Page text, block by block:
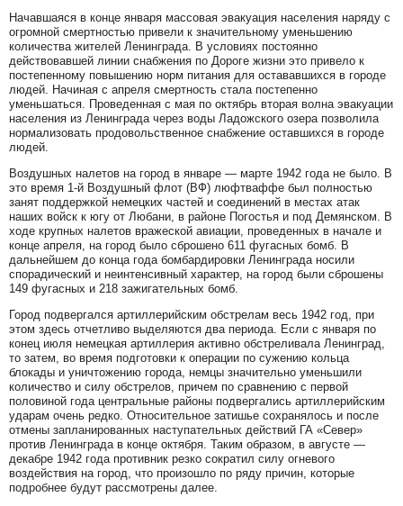
Начавшаяся в конце января массовая эвакуация населения наряду с
огромной смертностью привели к значительному уменьшению
количества жителей Ленинграда. В условиях постоянно
действовавшей линии снабжения по Дороге жизни это привело к
постепенному повышению норм питания для остававшихся в городе
людей. Начиная с апреля смертность стала постепенно
уменьшаться. Проведенная с мая по октябрь вторая волна эвакуации
населения из Ленинграда через воды Ладожского озера позволила
нормализовать продовольственное снабжение оставшихся в городе
людей.
Воздушных налетов на город в январе — марте 1942 года не было. В
это время 1-й Воздушный флот (ВФ) люфтваффе был полностью
занят поддержкой немецких частей и соединений в местах атак
наших войск к югу от Любани, в районе Погостья и под Демянском. В
ходе крупных налетов вражеской авиации, проведенных в начале и
конце апреля, на город было сброшено 611 фугасных бомб. В
дальнейшем до конца года бомбардировки Ленинграда носили
спорадический и неинтенсивный характер, на город были сброшены
149 фугасных и 218 зажигательных бомб.
Город подвергался артиллерийским обстрелам весь 1942 год, при
этом здесь отчетливо выделяются два периода. Если с января по
конец июля немецкая артиллерия активно обстреливала Ленинград,
то затем, во время подготовки к операции по сужению кольца
блокады и уничтожению города, немцы значительно уменьшили
количество и силу обстрелов, причем по сравнению с первой
половиной года центральные районы подвергались артиллерийским
ударам очень редко. Относительное затишье сохранялось и после
отмены запланированных наступательных действий ГА «Север»
против Ленинграда в конце октября. Таким образом, в августе —
декабре 1942 года противник резко сократил силу огневого
воздействия на город, что произошло по ряду причин, которые
подробнее будут рассмотрены далее.